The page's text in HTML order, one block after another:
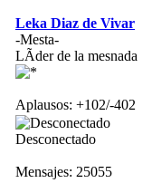
Leka Diaz de Vivar
-Mesta-
LÃ­der de la mesnada
Aplausos: +102/-402
Desconectado
Mensajes: 25055